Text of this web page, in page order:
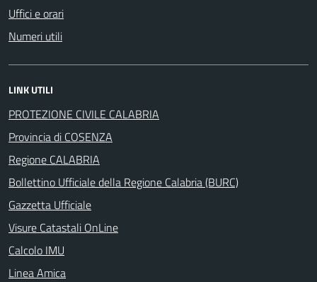
Uffici e orari
Numeri utili
LINK UTILI
PROTEZIONE CIVILE CALABRIA
Provincia di COSENZA
Regione CALABRIA
Bollettino Ufficiale della Regione Calabria (BURC)
Gazzetta Ufficiale
Visure Catastali OnLine
Calcolo IMU
Linea Amica